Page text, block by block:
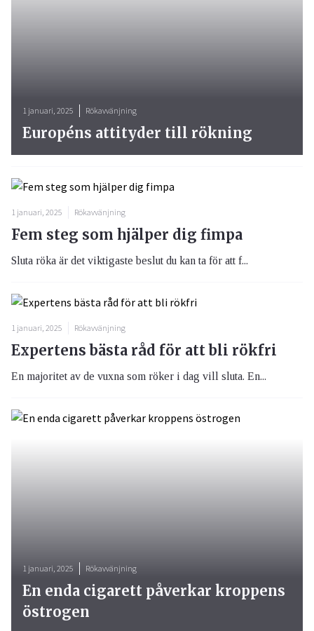
1 januari, 2025 Rökavvänjning
Fem steg som hjälper dig fimpa
Sluta röka är det viktigaste beslut du kan ta för att f...
1 januari, 2025 Rökavvänjning
Expertens bästa råd för att bli rökfri
En majoritet av de vuxna som röker i dag vill sluta. En...
1 januari, 2025 Rökavvänjning
Européns attityder till rökning
1 januari, 2025 Rökavvänjning
En enda cigarett påverkar kroppens
östrogen